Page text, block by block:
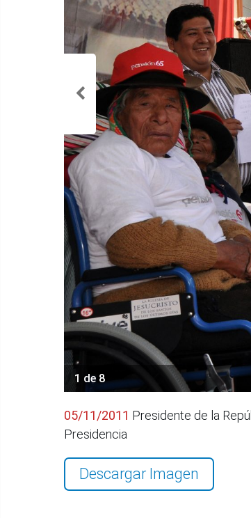
1 de 8
05/11/2011 Presidente de la
Presidencia
Descargar Imagen